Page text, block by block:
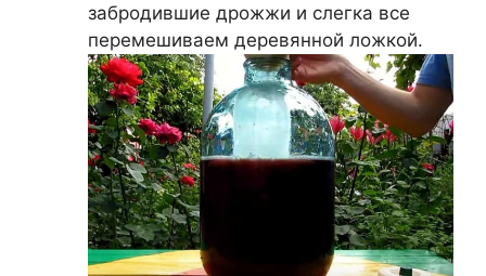
забродившие дрожжи и слегка все
перемешиваем деревянной ложкой.